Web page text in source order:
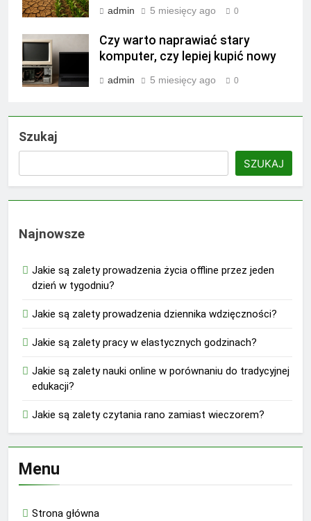
admin 5 miesięcy ago 0
Czy warto naprawiać stary
komputer, czy lepiej kupić nowy
admin 5 miesięcy ago 0
Szukaj
SZUKAJ
Najnowsze
Jakie są zalety prowadzenia życia offline przez jeden
dzień w tygodniu?
Jakie są zalety prowadzenia dziennika wdzięczności?
Jakie są zalety pracy w elastycznych godzinach?
Jakie są zalety nauki online w porównaniu do tradycyjnej
edukacji?
Jakie są zalety czytania rano zamiast wieczorem?
Menu
Strona główna